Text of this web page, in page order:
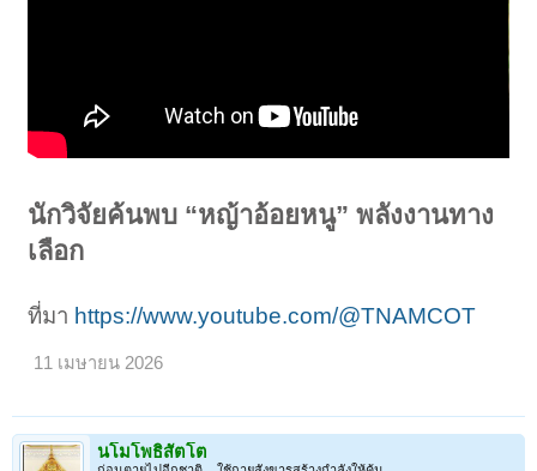
นักวิจัยค้นพบ “หญ้าอ้อยหนู” พลังงานทาง
เลือก
ที่มา https://www.youtube.com/@TNAMCOT
11 เมษายน 2026
นโมโพธิสัตโต